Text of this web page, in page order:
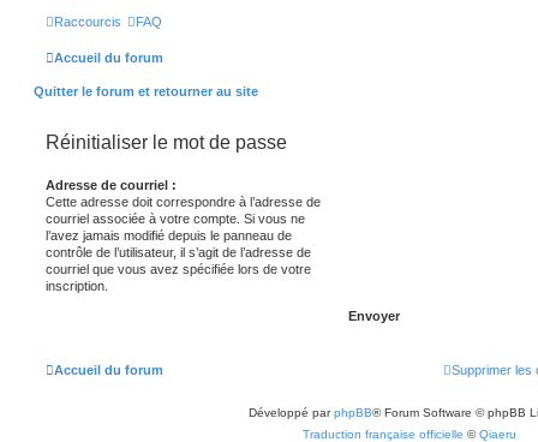
Raccourcis FAQ
Accueil du forum
Quitter le forum et retourner au site
Réinitialiser le mot de passe
Adresse de courriel :
Cette adresse doit correspondre à l’adresse de
courriel associée à votre compte. Si vous ne
l’avez jamais modifié depuis le panneau de
contrôle de l’utilisateur, il s’agit de l’adresse de
courriel que vous avez spécifiée lors de votre
inscription.
Accueil du forum Supprimer les
Développé parphpBB® Forum Software © phpBB
Traduction française officielle ©Qiaeru